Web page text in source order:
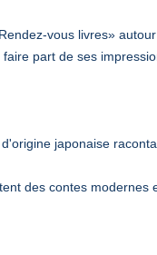
vous livres»
part de ses
japonaise
des contes modernes